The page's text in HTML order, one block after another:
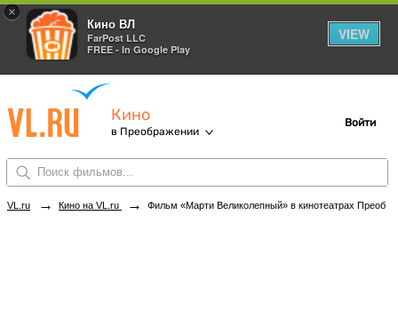
×
Кино ВЛ
FarPost LLC
FREE - In Google Play
VIEW
Кино
в Преображении
Войти
VL.ru → Кино на VL.ru → Фильм «Марти Великолепный» в кинотеатрах Преображения. Купить билеты!